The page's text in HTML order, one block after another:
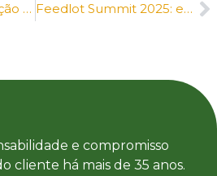
Confinar 2025: nutrição com inteligência e conexão com quem faz o Brasil crescer Feedlot Summit 2025: excelência técnica com quem entende de confinamento
e compromisso
cliente há mais de 35 anos.